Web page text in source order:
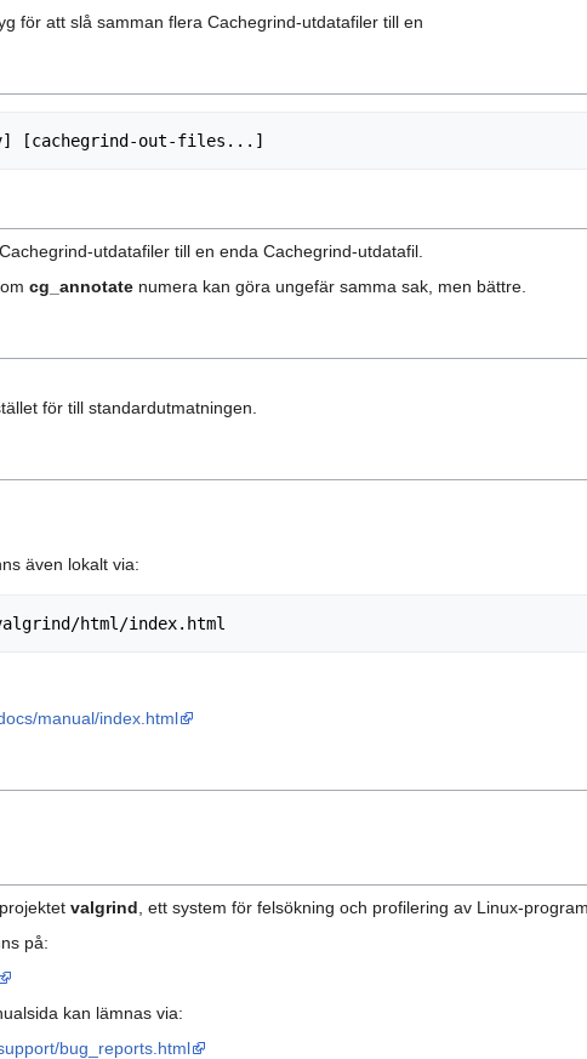
för att slå samman flera Cachegrind-utdatafiler till en
utdatafiler till en enda Cachegrind-utdatafil.
cg_annotate numera kan göra ungefär samma sak, men bättre.
för till standardutmatningen.
även lokalt via:
manual/index.html
valgrind , ett system för felsökning och profilering av Linux-program.
på:
kan lämnas via:
bug_reports.html